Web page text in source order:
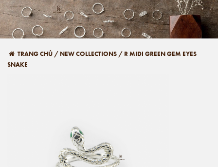
TRANG CHỦ / NEW COLLECTIONS / R MIDI GREEN GEM EYES
SNAKE